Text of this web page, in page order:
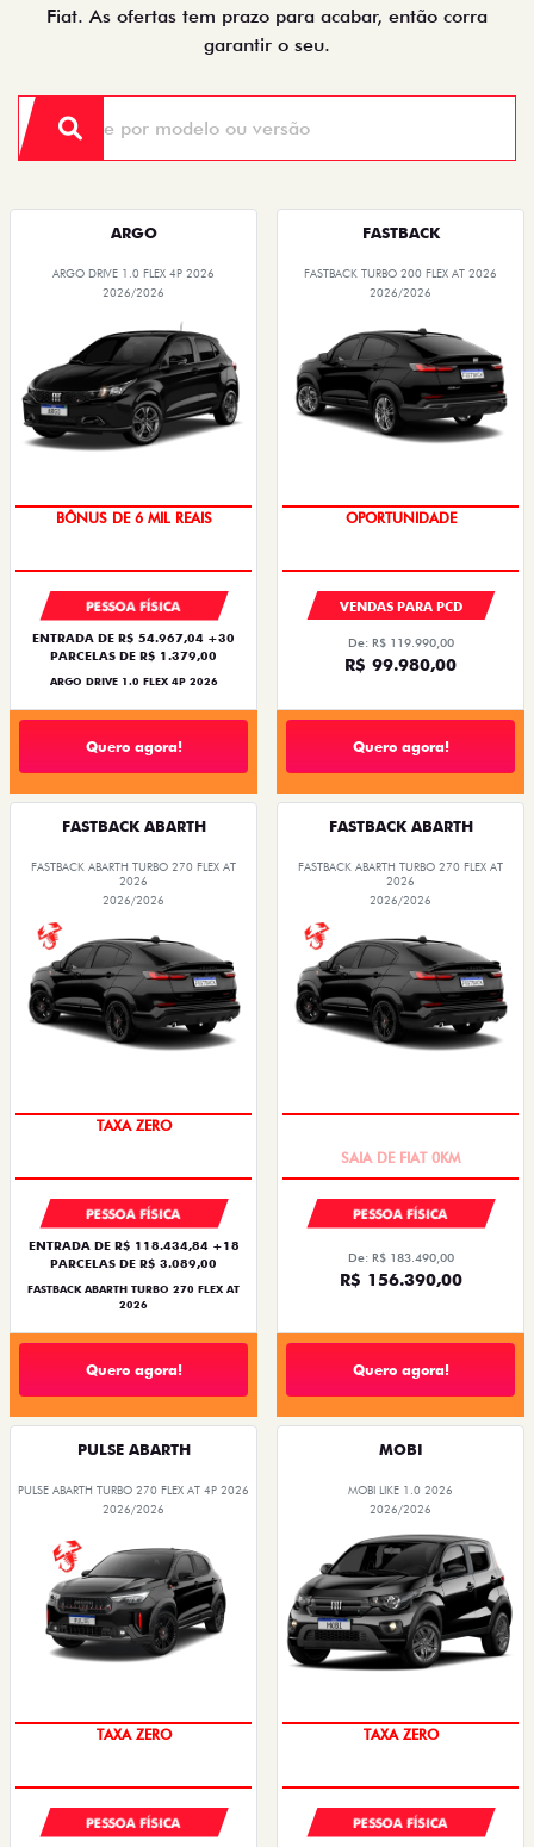
Fiat. As ofertas tem prazo para acabar, então corra
garantir o seu.
ARGO
ARGO DRIVE 1.0 FLEX 4P 2026
2026/2026
BÔNUS DE 6 MIL REAIS
PESSOA FÍSICA
ENTRADA DE R$ 54.967,04 +30
PARCELAS DE R$ 1.379,00
ARGO DRIVE 1.0 FLEX 4P 2026
Quero agora!
FASTBACK
FASTBACK TURBO 200 FLEX AT 2026
2026/2026
OPORTUNIDADE
VENDAS PARA PCD
De: R$ 119.990,00
R$ 99.980,00
Quero agora!
FASTBACK ABARTH
FASTBACK ABARTH TURBO 270 FLEX AT
2026
2026/2026
TAXA ZERO
PESSOA FÍSICA
ENTRADA DE R$ 118.434,84 +18
PARCELAS DE R$ 3.089,00
FASTBACK ABARTH TURBO 270 FLEX AT
2026
Quero agora!
FASTBACK ABARTH
FASTBACK ABARTH TURBO 270 FLEX AT
2026
2026/2026
PESSOA FÍSICA
De: R$ 183.490,00
R$ 156.390,00
Quero agora!
PULSE ABARTH
PULSE ABARTH TURBO 270 FLEX AT 4P 2026
2026/2026
TAXA ZERO
PESSOA FÍSICA
MOBI
MOBI LIKE 1.0 2026
2026/2026
TAXA ZERO
PESSOA FÍSICA